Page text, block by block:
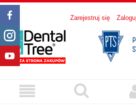
Zarejestruj się